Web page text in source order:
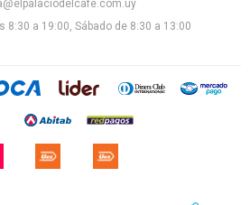
8:30 a 19:00, Sábado de 8:30 a 13:00